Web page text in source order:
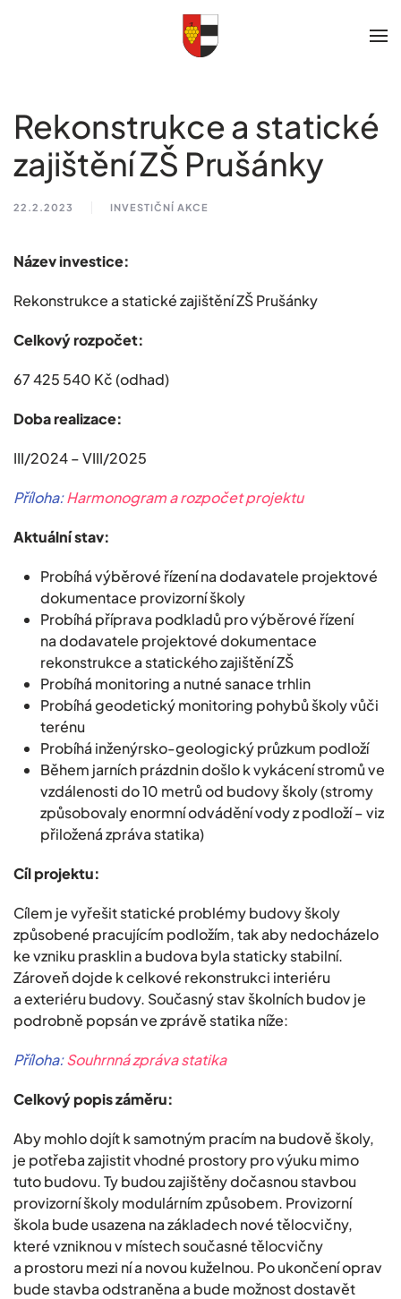
Rekonstrukce a statické
zajištění ZŠ Prušánky
22.2.2023 INVESTIČNÍ AKCE
Název investice:
Rekonstrukce a statické zajištění ZŠ Prušánky
Celkový rozpočet:
67 425 540 Kč (odhad)
Doba realizace:
III/2024 – VIII/2025
Příloha:Harmonogram a rozpočet projektu
Aktuální stav:
Probíhá výběrové řízení na dodavatele projektové
dokumentace provizorní školy
Probíhá příprava podkladů pro výběrové řízení
na dodavatele projektové dokumentace
rekonstrukce a statického zajištění ZŠ
Probíhá monitoring a nutné sanace trhlin
Probíhá geodetický monitoring pohybů školy vůči
terénu
Probíhá inženýrsko-geologický průzkum podloží
Během jarních prázdnin došlo k vykácení stromů ve
vzdálenosti do 10 metrů od budovy školy (stromy
způsobovaly enormní odvádění vody z podloží – viz
přiložená zpráva statika)​
Cíl projektu:
Cílem je vyřešit statické problémy budovy školy
způsobené pracujícím podložím, tak aby nedocházelo
ke vzniku prasklin a budova byla staticky stabilní.
Zároveň dojde k celkové rekonstrukci interiéru
a exteriéru budovy. Současný stav školních budov je
podrobně popsán ve zprávě statika níže:
Příloha:Souhrnná zpráva statika
Celkový popis záměru:
Aby mohlo dojít k samotným pracím na budově školy,
je potřeba zajistit vhodné prostory pro výuku mimo
tuto budovu. Ty budou zajištěny dočasnou stavbou
provizorní školy modulárním způsobem. Provizorní
škola bude usazena na základech nové tělocvičny,
které vzniknou v místech současné tělocvičny
a prostoru mezi ní a novou kuželnou. Po ukončení oprav
bude stavba odstraněna a bude možnost dostavět